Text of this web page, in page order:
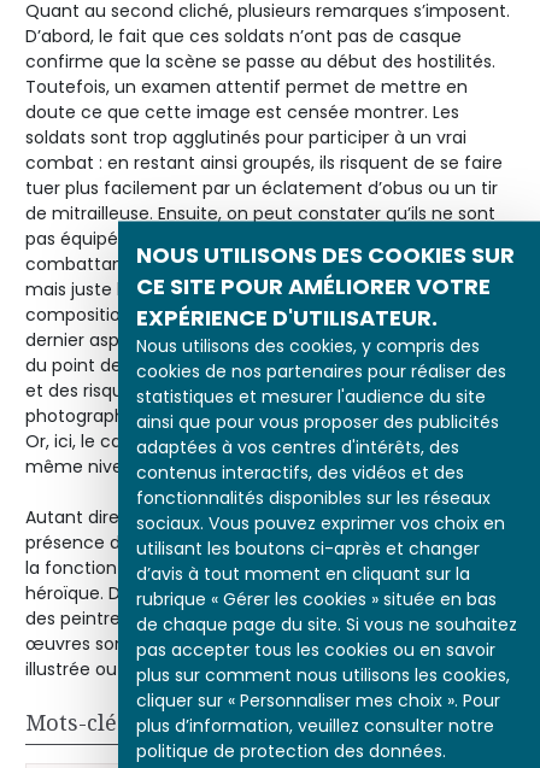
NOUS UTILISONS DES COOKIES SUR
CE SITE POUR AMÉLIORER VOTRE
EXPÉRIENCE D'UTILISATEUR.
Nous utilisons des cookies, y compris des
cookies de nos partenaires pour réaliser des
statistiques et mesurer l'audience du site
ainsi que pour vous proposer des publicités
adaptées à vos centres d'intérêts, des
contenus interactifs, des vidéos et des
fonctionnalités disponibles sur les réseaux
sociaux. Vous pouvez exprimer vos choix en
utilisant les boutons ci-après et changer
d’avis à tout moment en cliquant sur la
rubrique « Gérer les cookies » située en bas
de chaque page du site. Si vous ne souhaitez
pas accepter tous les cookies ou en savoir
plus sur comment nous utilisons les cookies,
cliquer sur « Personnaliser mes choix ». Pour
plus d’information, veuillez consulter notre
politique de protection des données.
Quant au second cliché, plusieurs remarques s’imposent.
D’abord, le fait que ces soldats n’ont pas de casque
confirme que la scène se passe au début des hostilités.
Toutefois, un examen attentif permet de mettre en
doute ce que cette image est censée montrer. Les
soldats sont trop agglutinés pour participer à un vrai
combat : en restant ainsi groupés, ils risquent de se faire
tuer plus facilement par un éclatement d’obus ou un tir
de mitrailleuse. Ensuite, on peut constater qu’ils ne sont
pas équipés comme le sont normalement les
combattants pendant un assaut : ils n’ont pas de barda,
mais juste leur fusil et une musette. De plus, et surtout, la
composition est bien équilibrée, trop bien... Enfin, le
dernier aspect important à noter concerne la question
du point de vue. Compte tenu des conditions techniques
et des risques multiples déjà signalés, il est impossible de
photographier debout, au milieu du champ de bataille.
Or, ici, le cadrage prouve le contraire : nous sommes au
même niveau que les soldats et très proches d’eux.
Autant dire que, de toute évidence, nous sommes en
présence d’une de ces nombreuses mises en scène dont
la fonction signifiante est d’évoquer la guerre de façon
héroïque. De telles photographies rivalisent avec le travail
des peintres et des dessinateurs de guerre dont les
œuvres sont publiées régulièrement dans la presse
illustrée ou sous forme de cartes postales patriotiques.
Mots-clés